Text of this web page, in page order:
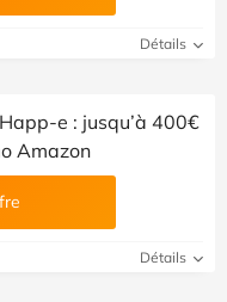
Détails
e : jusqu’à 400€
Amazon
Détails